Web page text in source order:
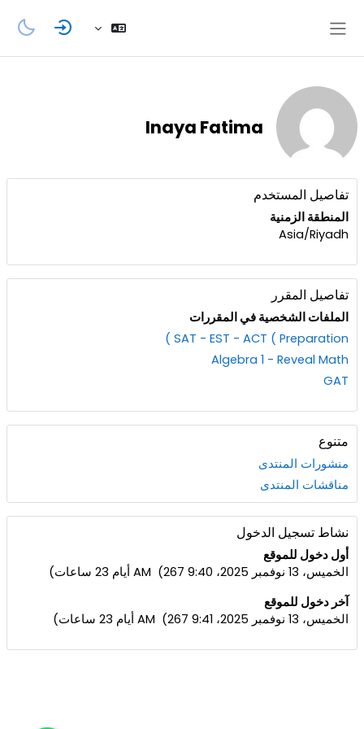
Inaya Fatima
الملف الشخصي للمستخدم
الكتل
تفاصيل المستخدم
المنطقة الزمنية
Asia/Riyadh
تفاصيل المقرر
الملفات الشخصية في المقررات
SAT - EST - ACT ( Preparation )
Algebra 1 - Reveal Math
GAT
متنوع
منشورات المنتدى
مناقشات المنتدى
نشاط تسجيل الدخول
أول دخول للموقع
الخميس، 13 نوفمبر 2025، 9:40 AM (267 أيام 23 ساعات)
آخر دخول للموقع
الخميس، 13 نوفمبر 2025، 9:41 AM (267 أيام 23 ساعات)